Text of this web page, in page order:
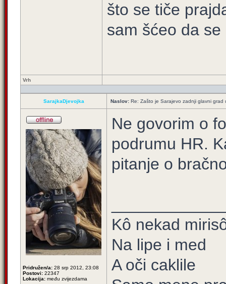
što se tiče
sam šćeo da
Vrh
SarajkaDjevojka Naslov: Re: Zašto je Sarajevo zadnji glavni
Pridružen/a: 28 srp 2012, 23:08
Postovi: 22347
Lokacija: među zvijezdama
Ne govorim o
podrumu HR.
pitanje o
Kô nekad
Na lipe i med
A oči caklile